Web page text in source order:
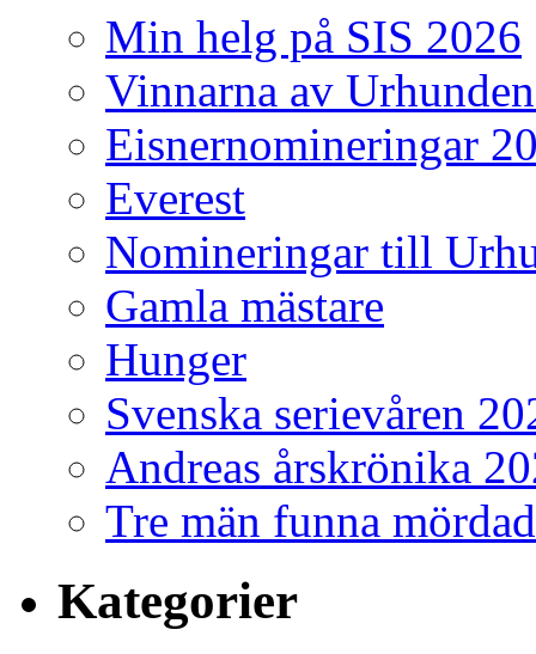
Min helg på SIS 2026
Vinnarna av
Eisnernomineringar
Everest
Nomineringar till
Gamla mästare
Hunger
Svenska serievåren
Andreas årskrönika
Tre män funna
Kategorier